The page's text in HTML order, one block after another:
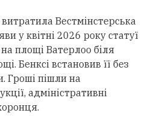
Вестмінстерська
у квітні 2026 року статуї
на площі Ватерлоо біля
Бенксі встановив її без
Гроші пішли на
адміністративні